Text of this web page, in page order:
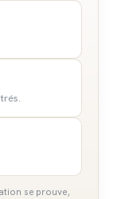
se prouve,